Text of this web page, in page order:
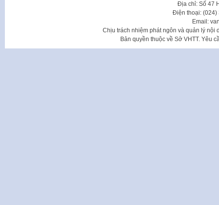
Địa chỉ: Số 47
Điện thoại: (024)
Email:
Chịu trách nhiệm phát ngôn và quản lý nội
Bản quyền thuộc về Sở VHTT. Yêu